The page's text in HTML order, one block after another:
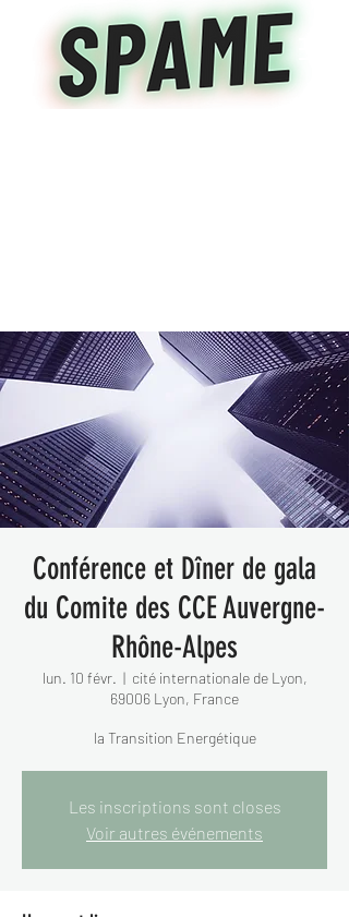
Conférence et Dîner de gala
du Comite des CCE Auvergne-
Rhône-Alpes
lun. 10 févr.
  |
cité internationale de Lyon,
69006 Lyon, France
la Transition Energétique
Les inscriptions sont closes
Voir autres événements